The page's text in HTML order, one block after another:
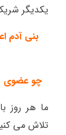
یکدیگر
بنی
چو عضوی
ما هر روز
تلاش می